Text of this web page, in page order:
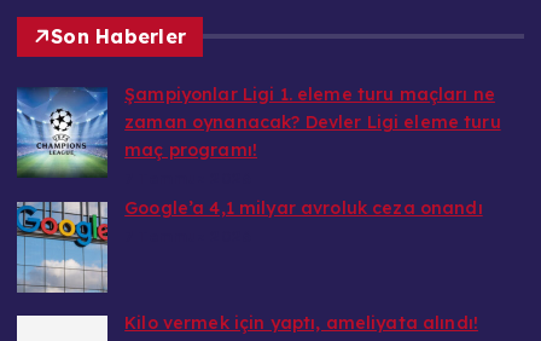
Son Haberler
Şampiyonlar Ligi 1. eleme turu maçları ne
zaman oynanacak? Devler Ligi eleme turu
maç programı!
Google’a 4,1 milyar avroluk ceza onandı
Kilo vermek için yaptı, ameliyata alındı!